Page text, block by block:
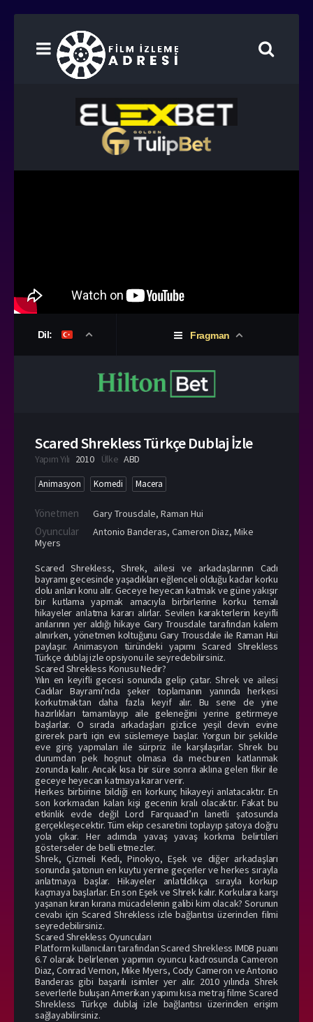
Dil: Fragman
Scared Shrekless Türkçe Dublaj İzle
Yapım Yılı 2010 Ülke ABD
Animasyon Komedi Macera
Yönetmen Gary Trousdale, Raman Hui
Oyuncular Antonio Banderas, Cameron Diaz, Mike
Myers
Scared Shrekless, Shrek, ailesi ve arkadaşlarının Cadı
bayramı gecesinde yaşadıkları eğlenceli olduğu kadar korku
dolu anları konu alır. Geceye heyecan katmak ve güne yakışır
bir kutlama yapmak amacıyla birbirlerine korku temalı
hikayeler anlatma kararı alırlar. Sevilen karakterlerin keyifli
anılarının yer aldığı hikaye Gary Trousdale tarafından kalem
alınırken, yönetmen koltuğunu Gary Trousdale ile Raman Hui
paylaşır. Animasyon türündeki yapımı Scared Shrekless
Türkçe dublaj izle opsiyonu ile seyredebilirsiniz.
Scared Shrekless Konusu Nedir?
Yılın en keyifli gecesi sonunda gelip çatar. Shrek ve ailesi
Cadılar Bayramı’nda şeker toplamanın yanında herkesi
korkutmaktan daha fazla keyif alır. Bu sene de yine
hazırlıkları tamamlayıp aile geleneğini yerine getirmeye
başlarlar. O sırada arkadaşları gizlice yeşil devin evine
girerek parti için evi süslemeye başlar. Yorgun bir şekilde
eve giriş yapmaları ile sürpriz ile karşılaşırlar. Shrek bu
durumdan pek hoşnut olmasa da mecburen katlanmak
zorunda kalır. Ancak kısa bir süre sonra aklına gelen fikir ile
geceye heyecan katmaya karar verir.
Herkes birbirine bildiği en korkunç hikayeyi anlatacaktır. En
son korkmadan kalan kişi gecenin kralı olacaktır. Fakat bu
etkinlik evde değil Lord Farquaad’ın lanetli şatosunda
gerçekleşecektir. Tüm ekip cesaretini toplayıp şatoya doğru
yola çıkar. Her adımda yavaş yavaş korkma belirtileri
gösterseler de belli etmezler.
Shrek, Çizmeli Kedi, Pinokyo, Eşek ve diğer arkadaşları
sonunda şatonun en kuytu yerine geçerler ve herkes sırayla
anlatmaya başlar. Hikayeler anlatıldıkça sırayla korkup
kaçmaya başlarlar. En son Eşek ve Shrek kalır. Korkulara karşı
yaşanan kıran kırana mücadelenin galibi kim olacak? Sorunun
cevabı için Scared Shrekless izle bağlantısı üzerinden filmi
seyredebilirsiniz.
Scared Shrekless Oyuncuları
Platform kullanıcıları tarafından Scared Shrekless IMDB puanı
6.7 olarak belirlenen yapımın oyuncu kadrosunda Cameron
Diaz, Conrad Vernon, Mike Myers, Cody Cameron ve Antonio
Banderas gibi başarılı isimler yer alır. 2010 yılında Shrek
severlerle buluşan Amerikan yapımı kısa metraj filme Scared
Shrekless Türkçe dublaj izle bağlantısı üzerinden erişim
sağlayabilirsiniz.